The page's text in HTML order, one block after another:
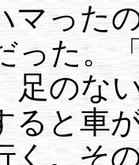
った
った。
足のな
ると車
く。そ